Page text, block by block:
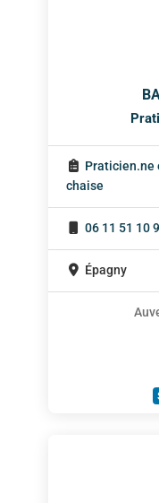
Praticien.ne
chaise
06 11 51 10
Épagny